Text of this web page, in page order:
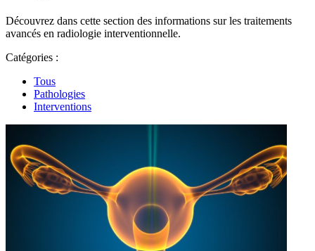
Découvrez dans cette section des informations sur les traitements
avancés en radiologie interventionnelle.
Catégories :
Tous
Pathologies
Interventions